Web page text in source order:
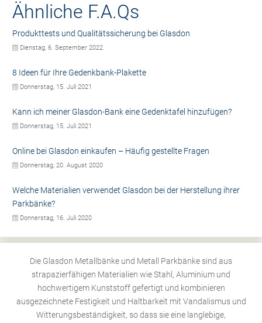
Ähnliche F.A.Qs
Produkttests und Qualitätssicherung bei Glasdon
Dienstag, 6. September 2022
8 Ideen für Ihre Gedenkbank-Plakette
Donnerstag, 15. Juli 2021
Kann ich meiner Glasdon-Bank eine Gedenktafel hinzufügen?
Donnerstag, 15. Juli 2021
Online bei Glasdon einkaufen – Häufig gestellte Fragen
Donnerstag, 20. August 2020
Welche Materialien verwendet Glasdon bei der Herstellung ihrer
Parkbänke?
Donnerstag, 16. Juli 2020
Die Glasdon Metallbänke und Metall Parkbänke sind aus
strapazierfähigen Materialien wie Stahl, Aluminium und
hochwertigem Kunststoff gefertigt und kombinieren
ausgezeichnete Festigkeit und Haltbarkeit mit Vandalismus und
Witterungsbeständigkeit, so dass sie eine langlebige,